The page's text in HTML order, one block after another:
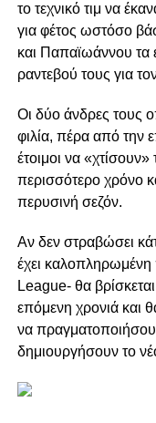
το τεχνικό τιμ να
για φέτος ωστόσο
και Παπαϊωάννου τα
ραντεβού τους για
Οι δύο άνδρες τους
φιλία, πέρα από την
έτοιμοι να
περισσότερο χρόνο
περυσινή σεζόν.
Αν δεν στραβώσει
έχει καλοπληρωμένη
League- θα
επόμενη χρονιά και
να
δημιουργήσουν το